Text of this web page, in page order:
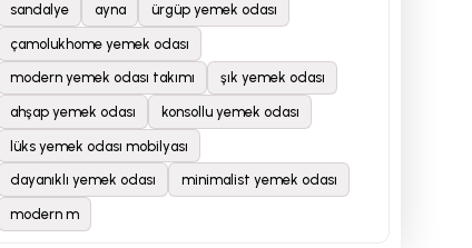
sandalye ayna ürgüp yemek odası
çamolukhome yemek odası
modern yemek odası takımı şık yemek odası
ahşap yemek odası konsollu yemek odası
lüks yemek odası mobilyası
dayanıklı yemek odası minimalist yemek odası
modern m